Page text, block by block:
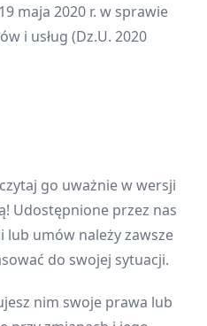
maja 2020 r. w sprawie
i usług (Dz.U. 2020
go uważnie w wersji
Udostępnione przez nas
umów należy zawsze
do swojej sytuacji.
nim swoje prawa lub